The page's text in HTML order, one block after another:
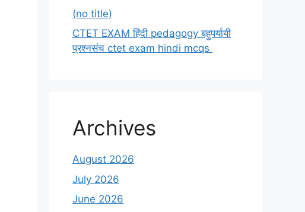
(no title)
CTET EXAM हिंदी pedagogy बहुपर्यायी
प्रश्नसंच ctet exam hindi mcqs
Archives
August 2026
July 2026
June 2026